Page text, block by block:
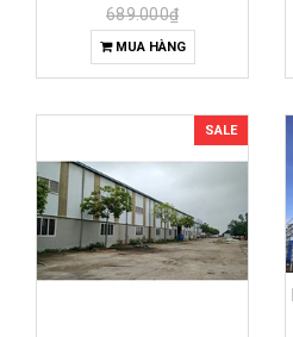
689.000₫
MUA HÀNG
SALE